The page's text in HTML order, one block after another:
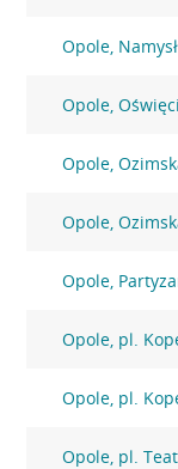
Opole,
Opole,
Opole,
Opole,
Opole,
Opole, pl.
Opole, pl.
Opole, pl.